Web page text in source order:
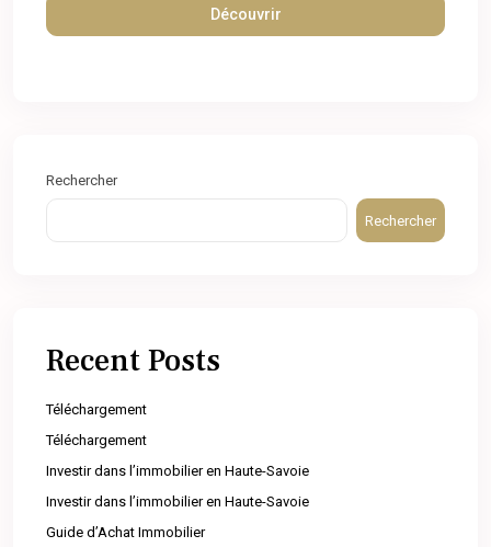
Découvrir
Rechercher
Rechercher
Recent Posts
Téléchargement
Téléchargement
Investir dans l’immobilier en Haute-Savoie
Investir dans l’immobilier en Haute-Savoie
Guide d’Achat Immobilier